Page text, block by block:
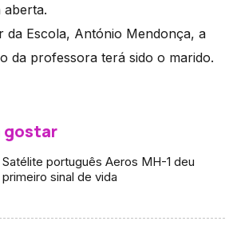
aberta.
da Escola, António Mendonça, a
da professora terá sido o marido.
gostar
Satélite português Aeros MH-1 deu
primeiro sinal de vida